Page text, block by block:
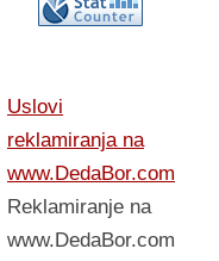
Uslovi
reklamiranja na
www.DedaBor.com
Reklamiranje na
www.DedaBor.com